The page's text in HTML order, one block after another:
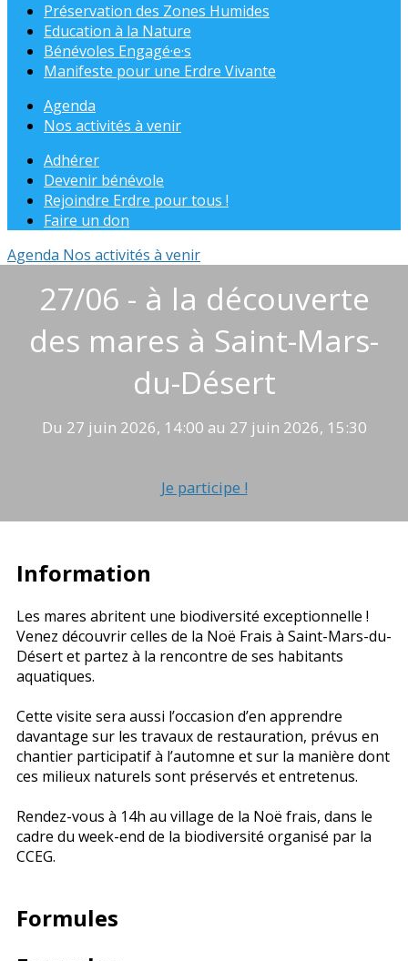
Préservation des Zones Humides
Education à la Nature
Bénévoles Engagé·e·s
Manifeste pour une Erdre Vivante
Agenda
Nos activités à venir
Adhérer
Devenir bénévole
Rejoindre Erdre pour tous !
Faire un don
Agenda Nos activités à venir
27/06 - à la découverte
des mares à Saint-Mars-
du-Désert
Du 27 juin 2026, 14:00 au 27 juin 2026, 15:30
Je participe !
Information
Les mares abritent une biodiversité exceptionnelle !
Venez découvrir celles de la Noë Frais à Saint-Mars-du-
Désert et partez à la rencontre de ses habitants
aquatiques.
Cette visite sera aussi l’occasion d’en apprendre
davantage sur les travaux de restauration, prévus en
chantier participatif à l’automne et sur la manière dont
ces milieux naturels sont préservés et entretenus.
Rendez-vous à 14h au village de la Noë frais, dans le
cadre du week-end de la biodiversité organisé par la
CCEG.
Formules